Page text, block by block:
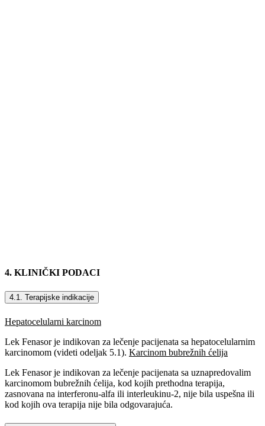
4. KLINIČKI PODACI
4.1. Terapijske indikacije
Hepatocelularni karcinom
Lek Fenasor je indikovan za lečenje pacijenata sa hepatocelularnim
karcinomom (videti odeljak 5.1). Karcinom bubrežnih ćelija
Lek Fenasor je indikovan za lečenje pacijenata sa uznapredovalim
karcinomom bubrežnih ćelija, kod kojih prethodna terapija,
zasnovana na interferonu-alfa ili interleukinu-2, nije bila uspešna ili
kod kojih ova terapija nije bila odgovarajuća.